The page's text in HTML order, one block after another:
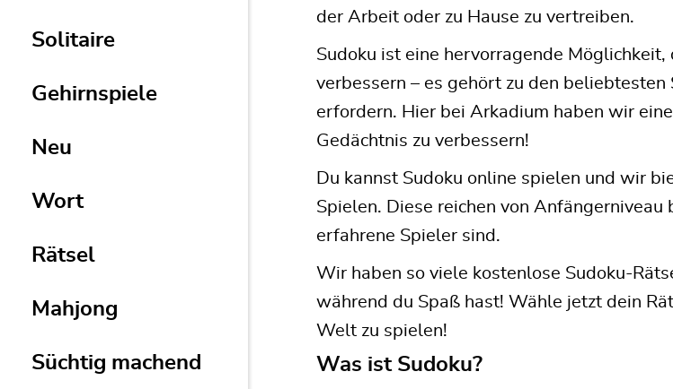
Solitaire
Gehirnspiele
Neu
Wort
Rätsel
Mahjong
Süchtig machend
der Arbeit oder zu Hause zu vertreiben.
Sudoku ist eine hervorragende
verbessern – es gehört zu den
erfordern. Hier bei Arkadium haben wir eine
Gedächtnis zu verbessern!
Du kannst Sudoku online spielen und wir
Spielen. Diese reichen von Anfängerniveau
erfahrene Spieler sind.
Wir haben so viele kostenlose Sudoku-
während du Spaß hast! Wähle jetzt dein
Welt zu spielen!
Was ist Sudoku?